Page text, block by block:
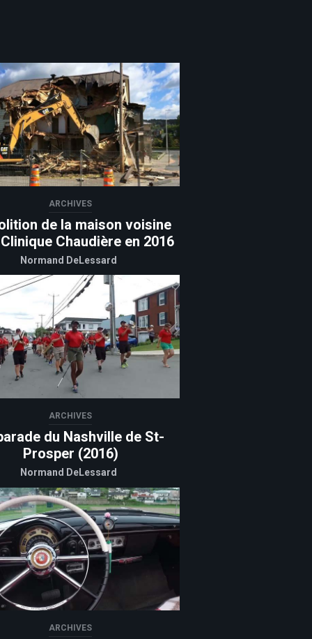
ARCHIVES
de la maison voisine
Chaudière en 2016
Normand DeLessard
ARCHIVES
du Nashville de St-
Prosper (2016)
Normand DeLessard
ARCHIVES